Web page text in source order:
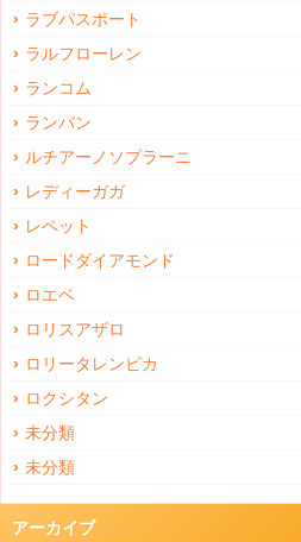
ラブパスポート
ラルフローレン
ランコム
ランバン
ルチアーノソプラーニ
レディーガガ
レペット
ロードダイアモンド
ロエベ
ロリスアザロ
ロリータレンピカ
ロクシタン
未分類
未分類
アーカイブ